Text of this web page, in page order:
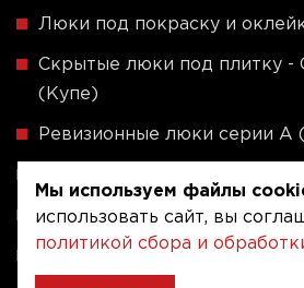
Люки под покраску и
Скрытые люки под плитку
(Купе)
Ревизионные люки серии A
Рассчитать люк по
Алюминиевые люки
Мы используем файлы
использовать сайт, вы
политикой сбора и